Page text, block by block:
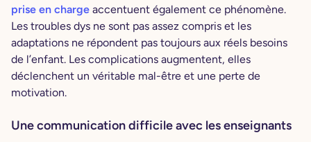
prise en charge accentuent également ce phénomène.
Les troubles dys ne sont pas assez compris et les
adaptations ne répondent pas toujours aux réels besoins
de l’enfant. Les complications augmentent, elles
déclenchent un véritable mal-être et une perte de
motivation.
Une communication difficile avec les enseignants